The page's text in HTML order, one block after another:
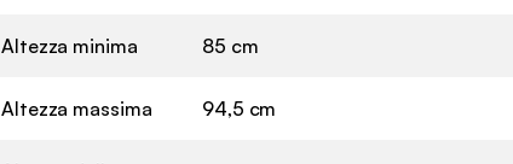
Altezza minima 85 cm
Altezza massima 94,5 cm